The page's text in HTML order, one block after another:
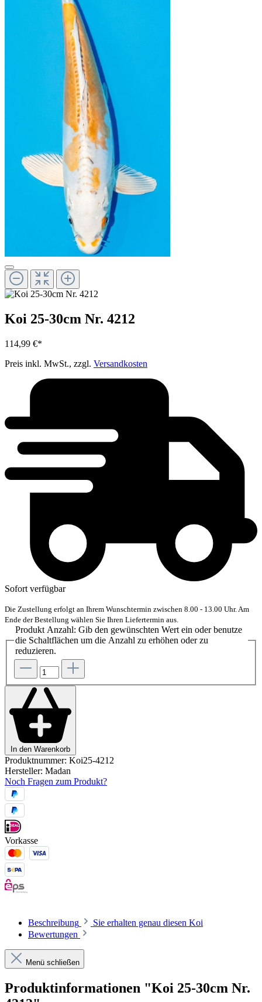
Koi 25-30cm Nr. 4212
114,99 €*
Preis inkl. MwSt., zzgl. Versandkosten
Sofort verfügbar
Die Zustellung erfolgt an Ihrem Wunschtermin zwischen 8.00 - 13.00 Uhr. Am
Ende der Bestellung wählen Sie Ihren Liefertermin aus.
Produkt Anzahl: Gib den gewünschten Wert ein oder benutze
die Schaltflächen um die Anzahl zu erhöhen oder zu
reduzieren.
In den Warenkorb
Produktnummer: Koi25-4212
Hersteller: Madan
Noch Fragen zum Produkt?
Vorkasse
Beschreibung
Sie erhalten genau diesen Koi
Bewertungen
Menü schließen
Produktinformationen "Koi 25-30cm Nr.